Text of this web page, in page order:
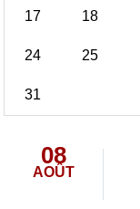
17 18
24 25
31
08
AOÛT